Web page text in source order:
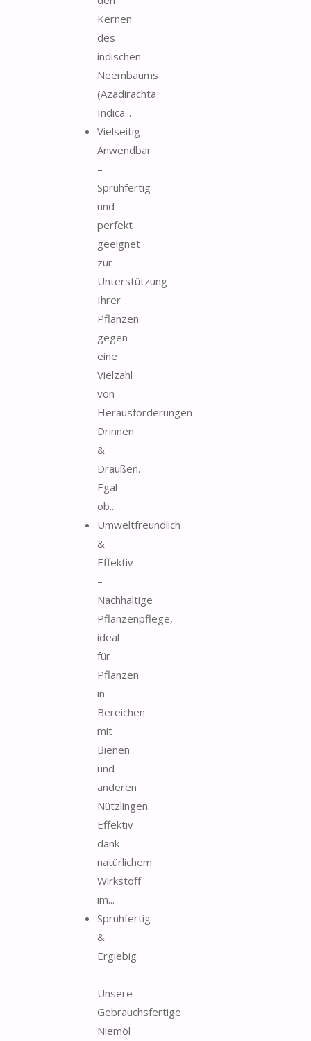
Kernen
des
indischen
Neembaums
(Azadirachta
Indica...
Vielseitig
Anwendbar
–
Sprühfertig
und
perfekt
geeignet
zur
Unterstützung
Ihrer
Pflanzen
gegen
eine
Vielzahl
von
Herausforderungen
Drinnen
&
Draußen.
Egal
ob...
Umweltfreundlich
&
Effektiv
–
Nachhaltige
Pflanzenpflege,
ideal
für
Pflanzen
in
Bereichen
mit
Bienen
und
anderen
Nützlingen.
Effektiv
dank
natürlichem
Wirkstoff
im...
Sprühfertig
&
Ergiebig
–
Unsere
Gebrauchsfertige
Niemöl